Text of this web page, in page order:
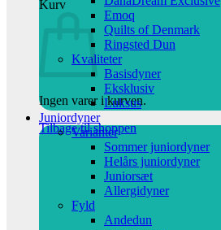
Kurv
Ingen varer i kurven.
Tilbage til shoppen
Emoq
Quilts of Denmark
Ringsted Dun
Kvaliteter
Basisdyner
Eksklusiv
Luksus
Juniordyner
Varianter
Sommer juniordyner
Helårs juniordyner
Juniorsæt
Allergidyner
Fyld
Andedun